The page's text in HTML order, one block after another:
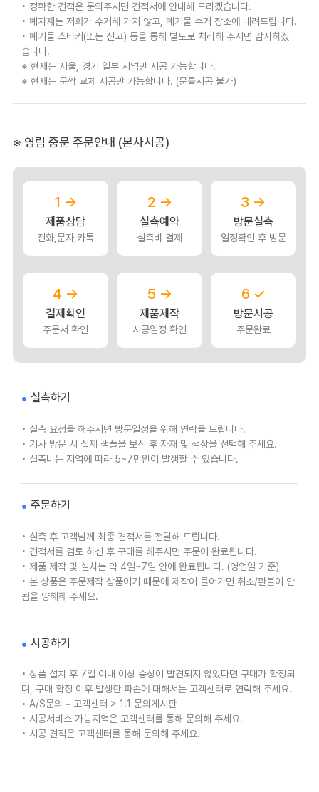
• 정확한 견적은 문의주시면 견적서에 안내해 드리겠습니다.
• 폐자재는 저희가 수거해 가지 않고, 폐기물 수거 장소에 내려드립니다.
• 폐기물 스티커(또는 신고) 등을 통해 별도로 처리해 주시면 감사하겠
습니다.
※ 현재는 서울, 경기 일부 지역만 시공 가능합니다.
※ 현재는 문짝 교체 시공만 가능합니다. (문틀시공 불가)
※ 영림 중문 주문안내 (본사시공)
1 →
제품상담
전화,문자,카톡
2 →
실측예약
실측비 결제
3 →
방문실측
일정확인 후 방문
4 →
결제확인
주문서 확인
5 →
제품제작
시공일정 확인
6 ✓
방문시공
주문완료
실측하기
• 실측 요청을 해주시면 방문일정을 위해 연락을 드립니다.
• 기사 방문 시 실제 샘플을 보신 후 자재 및 색상을 선택해 주세요.
• 실측비는 지역에 따라 5~7만원이 발생할 수 있습니다.
주문하기
• 실측 후 고객님께 최종 견적서를 전달해 드립니다.
• 견적서를 검토 하신 후 구매를 해주시면 주문이 완료됩니다.
• 제품 제작 및 설치는 약 4일~7일 안에 완료됩니다. (영업일 기준)
• 본 상품은 주문제작 상품이기 때문에 제작이 들어가면 취소/환불이 안
됨을 양해해 주세요.
시공하기
• 상품 설치 후 7일 이내 이상 증상이 발견되지 않았다면 구매가 확정되
며, 구매 확정 이후 발생한 파손에 대해서는 고객센터로 연락해 주세요.
• A/S문의 – 고객센터 > 1:1 문의게시판
• 시공서비스 가능지역은 고객센터를 통해 문의해 주세요.
• 시공 견적은 고객센터를 통해 문의해 주세요.